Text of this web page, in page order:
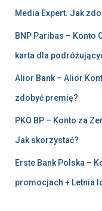
Media Expert. Jak
BNP Paribas – Konto
karta dla
Alior Bank – Alior
zdobyć premię?
PKO BP – Konto za
Jak skorzystać?
Erste Bank Polska –
promocjach + Letnia